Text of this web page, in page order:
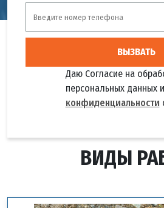
ВЫЗВАТЬ
Даю Согласие на
персональных данных
конфиденциальности
ВИДЫ